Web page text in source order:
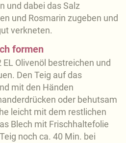
und dabei das Salz
und Rosmarin zugeben und
verkneten.
formen
Olivenöl bestreichen und
Den Teig auf das
mit den Händen
oder behutsam
leicht mit dem restlichen
Blech mit Frischhaltefolie
noch ca. 40 Min. bei